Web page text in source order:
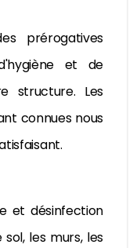
prérogatives
et de
structure. Les
connues nous
et désinfection
les murs, les